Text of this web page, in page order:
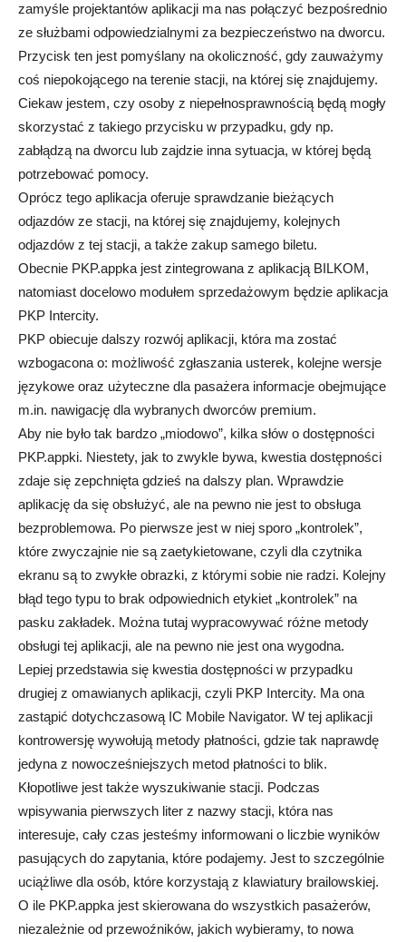
zamyśle projektantów aplikacji ma nas połączyć bezpośrednio
ze służbami odpowiedzialnymi za bezpieczeństwo na dworcu.
Przycisk ten jest pomyślany na okoliczność, gdy zauważymy
coś niepokojącego na terenie stacji, na której się znajdujemy.
Ciekaw jestem, czy osoby z niepełnosprawnością będą mogły
skorzystać z takiego przycisku w przypadku, gdy np.
zabłądzą na dworcu lub zajdzie inna sytuacja, w której będą
potrzebować pomocy.
Oprócz tego aplikacja oferuje sprawdzanie bieżących
odjazdów ze stacji, na której się znajdujemy, kolejnych
odjazdów z tej stacji, a także zakup samego biletu.
Obecnie PKP.appka jest zintegrowana z aplikacją BILKOM,
natomiast docelowo modułem sprzedażowym będzie aplikacja
PKP Intercity.
PKP obiecuje dalszy rozwój aplikacji, która ma zostać
wzbogacona o: możliwość zgłaszania usterek, kolejne wersje
językowe oraz użyteczne dla pasażera informacje obejmujące
m.in. nawigację dla wybranych dworców premium.
Aby nie było tak bardzo „miodowo”, kilka słów o dostępności
PKP.appki. Niestety, jak to zwykle bywa, kwestia dostępności
zdaje się zepchnięta gdzieś na dalszy plan. Wprawdzie
aplikację da się obsłużyć, ale na pewno nie jest to obsługa
bezproblemowa. Po pierwsze jest w niej sporo „kontrolek”,
które zwyczajnie nie są zaetykietowane, czyli dla czytnika
ekranu są to zwykłe obrazki, z którymi sobie nie radzi. Kolejny
błąd tego typu to brak odpowiednich etykiet „kontrolek” na
pasku zakładek. Można tutaj wypracowywać różne metody
obsługi tej aplikacji, ale na pewno nie jest ona wygodna.
Lepiej przedstawia się kwestia dostępności w przypadku
drugiej z omawianych aplikacji, czyli PKP Intercity. Ma ona
zastąpić dotychczasową IC Mobile Navigator. W tej aplikacji
kontrowersję wywołują metody płatności, gdzie tak naprawdę
jedyna z nowocześniejszych metod płatności to blik.
Kłopotliwe jest także wyszukiwanie stacji. Podczas
wpisywania pierwszych liter z nazwy stacji, która nas
interesuje, cały czas jesteśmy informowani o liczbie wyników
pasujących do zapytania, które podajemy. Jest to szczególnie
uciążliwe dla osób, które korzystają z klawiatury brailowskiej.
O ile PKP.appka jest skierowana do wszystkich pasażerów,
niezależnie od przewoźników, jakich wybieramy, to nowa